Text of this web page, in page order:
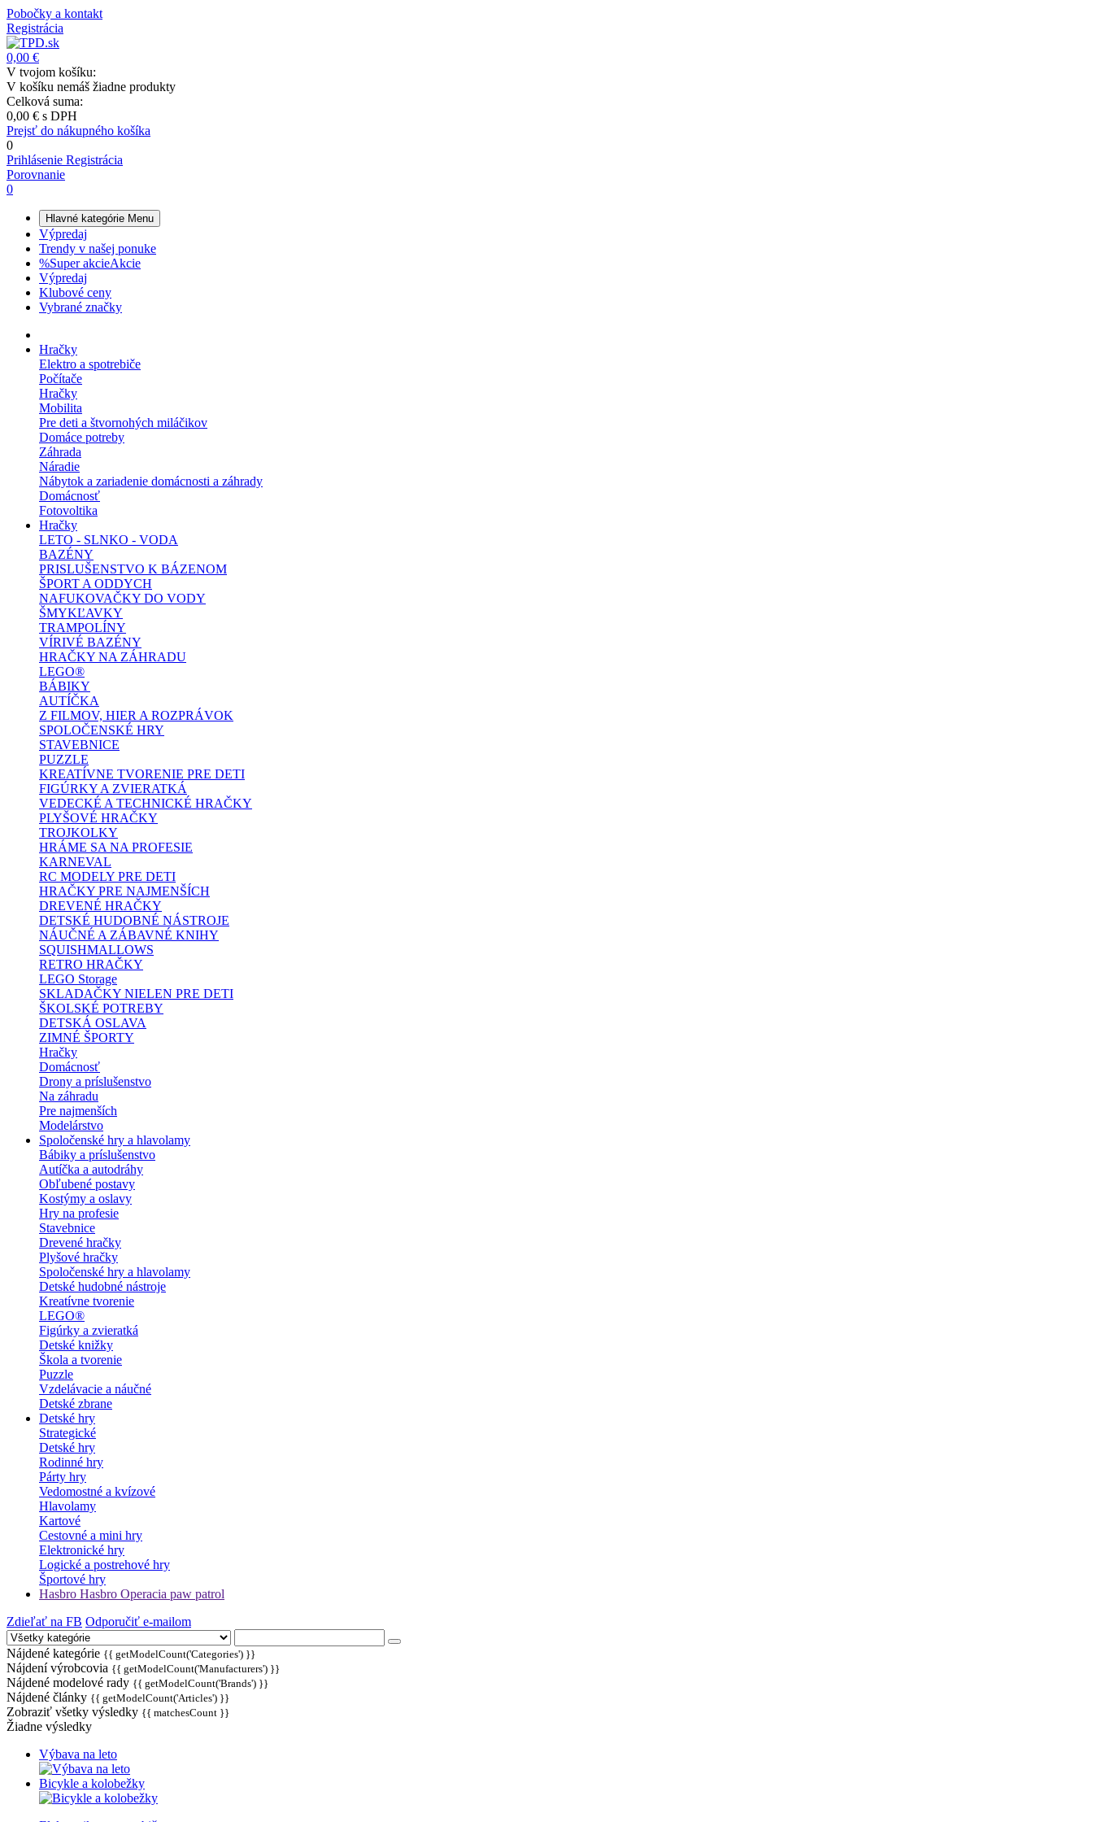
Pobočky a kontakt
Registrácia
0,00 €
V tvojom košíku:
V košíku nemáš žiadne produkty
Celková suma:
0,00 € s DPH
Prejsť do nákupného košíka
0
Prihlásenie Registrácia
Porovnanie
0
Hlavné kategórie Menu
Výpredaj
Trendy v našej ponuke
%Super akcieAkcie
Výpredaj
Klubové ceny
Vybrané značky
Hračky
Elektro a spotrebiče
Počítače
Hračky
Mobilita
Pre deti a štvornohých miláčikov
Domáce potreby
Záhrada
Náradie
Nábytok a zariadenie domácnosti a záhrady
Domácnosť
Fotovoltika
Hračky
LETO - SLNKO - VODA
BAZÉNY
PRISLUŠENSTVO K BÁZENOM
ŠPORT A ODDYCH
NAFUKOVAČKY DO VODY
ŠMYKĽAVKY
TRAMPOLÍNY
VÍRIVÉ BAZÉNY
HRAČKY NA ZÁHRADU
LEGO®
BÁBIKY
AUTÍČKA
Z FILMOV, HIER A ROZPRÁVOK
SPOLOČENSKÉ HRY
STAVEBNICE
PUZZLE
KREATÍVNE TVORENIE PRE DETI
FIGÚRKY A ZVIERATKÁ
VEDECKÉ A TECHNICKÉ HRAČKY
PLYŠOVÉ HRAČKY
TROJKOLKY
HRÁME SA NA PROFESIE
KARNEVAL
RC MODELY PRE DETI
HRAČKY PRE NAJMENŠÍCH
DREVENÉ HRAČKY
DETSKÉ HUDOBNÉ NÁSTROJE
NÁUČNÉ A ZÁBAVNÉ KNIHY
SQUISHMALLOWS
RETRO HRAČKY
LEGO Storage
SKLADAČKY NIELEN PRE DETI
ŠKOLSKÉ POTREBY
DETSKÁ OSLAVA
ZIMNÉ ŠPORTY
Hračky
Domácnosť
Drony a príslušenstvo
Na záhradu
Pre najmenších
Modelárstvo
Spoločenské hry a hlavolamy
Bábiky a príslušenstvo
Autíčka a autodráhy
Obľubené postavy
Kostýmy a oslavy
Hry na profesie
Stavebnice
Drevené hračky
Plyšové hračky
Spoločenské hry a hlavolamy
Detské hudobné nástroje
Kreatívne tvorenie
LEGO®
Figúrky a zvieratká
Detské knižky
Škola a tvorenie
Puzzle
Vzdelávacie a náučné
Detské zbrane
Detské hry
Strategické
Detské hry
Rodinné hry
Párty hry
Vedomostné a kvízové
Hlavolamy
Kartové
Cestovné a mini hry
Elektronické hry
Logické a postrehové hry
Športové hry
Hasbro Hasbro Operacia paw patrol
Zdieľať na FB Odporučiť e-mailom
Nájdené kategórie {{ getModelCount('Categories') }}
Nájdení výrobcovia {{ getModelCount('Manufacturers') }}
Nájdené modelové rady {{ getModelCount('Brands') }}
Nájdené články {{ getModelCount('Articles') }}
Zobraziť všetky výsledky {{ matchesCount }}
Žiadne výsledky
Výbava na leto
Bicykle a kolobežky